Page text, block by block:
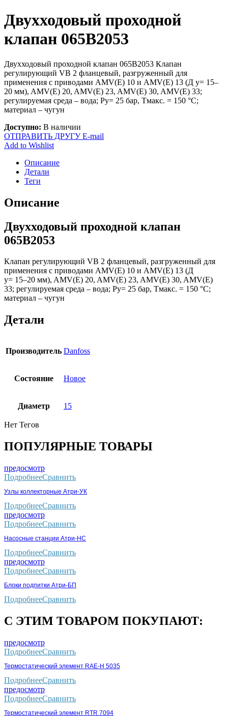
Двухходовый проходной
клапан 065B2053
Двухходовый проходной клапан 065B2053 Клапан
регулирующий VB 2 фланцевый, разгруженный для
применения с приводами AMV(E) 10 и AMV(E) 13 (Д у= 15–
20 мм), AMV(E) 20, AMV(E) 23, AMV(E) 30, AMV(E) 33;
регулируемая среда – вода; Ру= 25 бар, Тмакс. = 150 °С;
материал – чугун
Доступно: В наличии
ОТПРАВИТЬ ДРУГУ E-mail
Add to Wishlist
Описание
Детали
Теги
Описание
Двухходовый проходной клапан
065B2053
Клапан регулирующий VB 2 фланцевый, разгруженный для
применения с приводами AMV(E) 10 и AMV(E) 13 (Д
у= 15–20 мм), AMV(E) 20, AMV(E) 23, AMV(E) 30, AMV(E)
33; регулируемая среда – вода; Ру= 25 бар, Тмакс. = 150 °С;
материал – чугун
Детали
Производитель Danfoss
Состояние Новое
Диаметр 15
Нет Тегов
ПОПУЛЯРНЫЕ ТОВАРЫ
предосмотр
ПодробнееСравнить
Узлы коллекторные Атри-УК
ПодробнееСравнить
предосмотр
ПодробнееСравнить
Насосные станции Атри-НС
ПодробнееСравнить
предосмотр
ПодробнееСравнить
Блоки подпитки Атри-БП
ПодробнееСравнить
С ЭТИМ ТОВАРОМ ПОКУПАЮТ:
предосмотр
ПодробнееСравнить
Термостатический элемент RAE-H 5035
ПодробнееСравнить
предосмотр
ПодробнееСравнить
Термостатический элемент RTR 7094